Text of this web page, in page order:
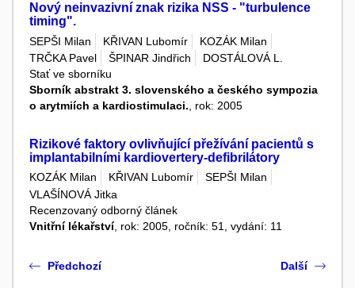
Nový neinvazivní znak rizika NSS - "turbulence
timing".
SEPŠI Milan KŘIVAN Lubomír
KOZÁK Milan
TRČKA Pavel
ŠPINAR Jindřich
DOSTÁLOVÁ L.
Stať ve sborníku
Sborník abstrakt 3. slovenského a českého sympozia
o arytmiích a kardiostimulaci. , rok: 2005
Rizikové faktory ovlivňující přežívání pacientů s
implantabilními kardiovertery-defibrilátory
KOZÁK Milan KŘIVAN Lubomír
SEPŠI Milan
VLAŠÍNOVÁ Jitka
Recenzovaný odborný článek
Vnitřní lékařství, rok: 2005, ročník: 51, vydání: 11
Předchozí Další